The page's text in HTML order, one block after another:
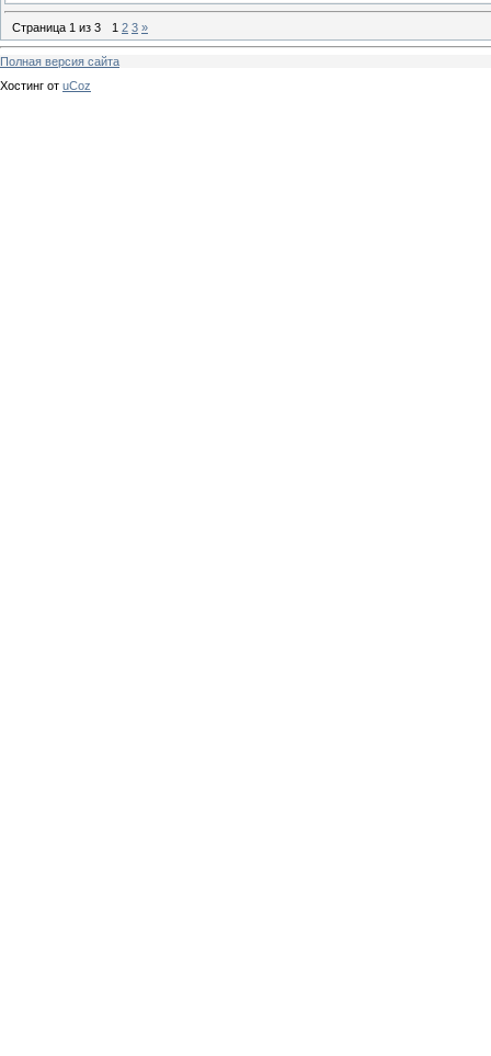
Страница 1 из 3 1 2 3 »
Полная версия сайта
Хостинг от uCoz